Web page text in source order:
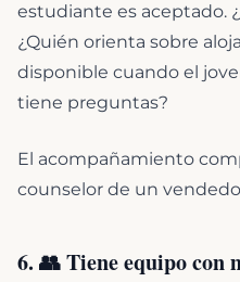
estudiante es aceptado.
¿Quién orienta sobre
disponible cuando el
tiene preguntas?
El acompañamiento
counselor de un
6. 👥 Tiene equipo con